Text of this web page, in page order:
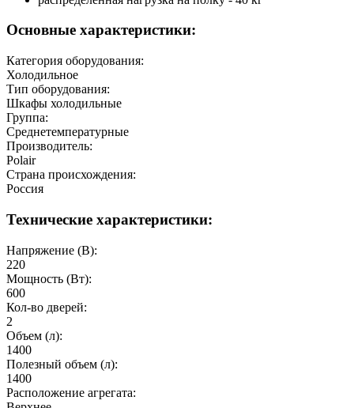
Основные характеристики:
Категория оборудования:
Холодильное
Тип оборудования:
Шкафы холодильные
Группа:
Среднетемпературные
Производитель:
Polair
Страна происхождения:
Россия
Технические характеристики:
Напряжение (В):
220
Мощность (Вт):
600
Кол-во дверей:
2
Объем (л):
1400
Полезный объeм (л):
1400
Расположение агрегата: